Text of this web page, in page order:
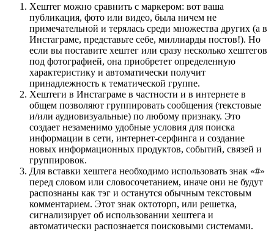
Хештег можно сравнить с маркером: вот ваша
публикация, фото или видео, была ничем не
примечательной и терялась среди множества других (а в
Инстаграме, представьте себе, миллиарды постов!). Но
если вы поставите хештег или сразу несколько хештегов
под фотографией, она приобретет определенную
характеристику и автоматически получит
принадлежность к тематической группе.
Хештеги в Инстаграме в частности и в интернете в
общем позволяют группировать сообщения (текстовые
и/или аудиовизуальные) по любому признаку. Это
создает незаменимо удобные условия для поиска
информации в сети, интернет-серфинга и создание
новых информационных продуктов, событий, связей и
группировок.
Для вставки хештега необходимо использовать знак «#»
перед словом или словосочетанием, иначе они не будут
распознаны как тэг и останутся обычным текстовым
комментарием. Этот знак октоторп, или решетка,
сигнализирует об использовании хештега и
автоматически распознается поисковыми системами.